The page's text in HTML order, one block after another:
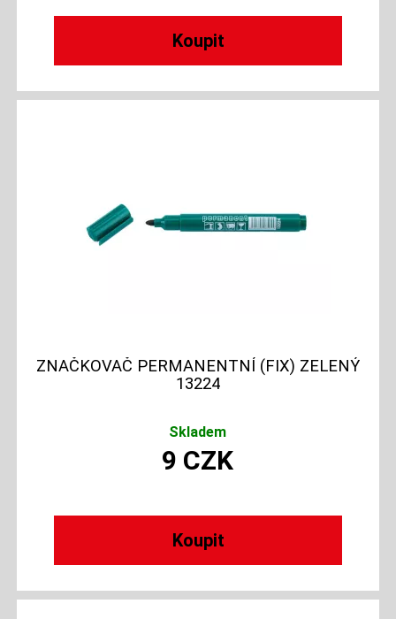
ZNAČKOVAČ PERMANENTNÍ (FIX) ZELENÝ
13224
Skladem
9 CZK